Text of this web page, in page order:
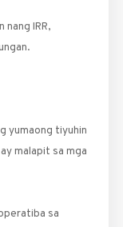
IRR,
yumaong tiyuhin
malapit sa mga
sa